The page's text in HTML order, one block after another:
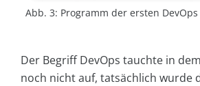
Abb. 3: Programm der ersten DevOps
Der Begriff DevOps tauchte in
noch nicht auf, tatsächlich wurde